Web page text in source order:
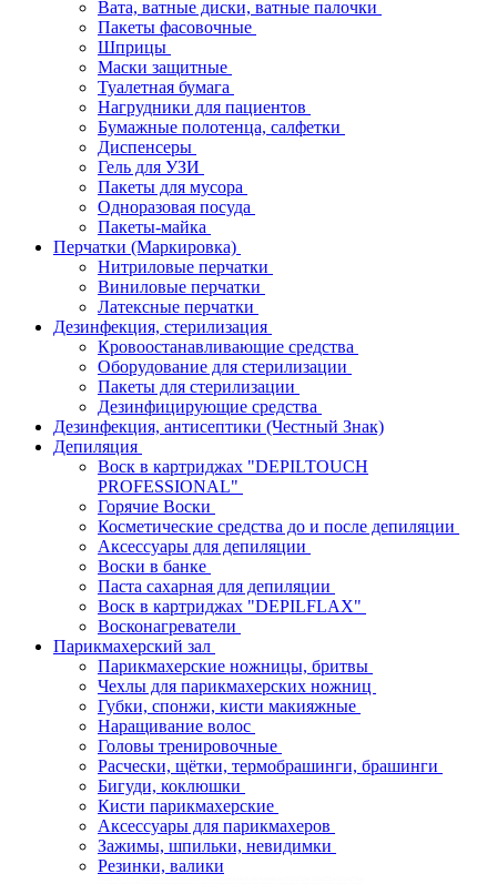
Вата, ватные диски, ватные палочки
Пакеты фасовочные
Шприцы
Маски защитные
Туалетная бумага
Нагрудники для пациентов
Бумажные полотенца, салфетки
Диспенсеры
Гель для УЗИ
Пакеты для мусора
Одноразовая посуда
Пакеты-майка
Перчатки (Маркировка)
Нитриловые перчатки
Виниловые перчатки
Латексные перчатки
Дезинфекция, стерилизация
Кровоостанавливающие средства
Оборудование для стерилизации
Пакеты для стерилизации
Дезинфицирующие средства
Дезинфекция, антисептики (Честный Знак)
Депиляция
Воск в картриджах "DEPILTOUCH
PROFESSIONAL"
Горячие Воски
Косметические средства до и после депиляции
Аксессуары для депиляции
Воски в банке
Паста сахарная для депиляции
Воск в картриджах "DEPILFLAX"
Восконагреватели
Парикмахерский зал
Парикмахерские ножницы, бритвы
Чехлы для парикмахерских ножниц
Губки, спонжи, кисти макияжные
Наращивание волос
Головы тренировочные
Расчески, щётки, термобрашинги, брашинги
Бигуди, коклюшки
Кисти парикмахерские
Аксессуары для парикмахеров
Зажимы, шпильки, невидимки
Резинки, валики